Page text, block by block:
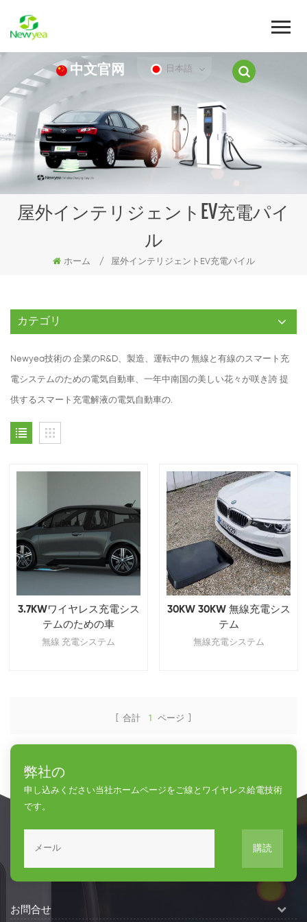
中文官网 日本語
屋外インテリジェントEV充電パイ
ル
ホーム / 屋外インテリジェントEV充電パイル
カテゴリ
Newyea技術の 企業のR&D、製造、運転中の 無線と有線のスマート充
電システムのための電気自動車、一年中南国の美しい花々が咲き誇 提
供するスマート充電解液の電気自動車の.
3.7KWワイヤレス充電シス
テムのための車
無線 充電システム
30KW 30KW 無線充電シス
テム
無線充電システム
[ 合計 1 ページ ]
弊社の
申し込みください当社ホームページをご線とワイヤレス給電技術
です。
購読
お問合せ